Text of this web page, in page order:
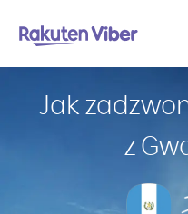
Jak
z